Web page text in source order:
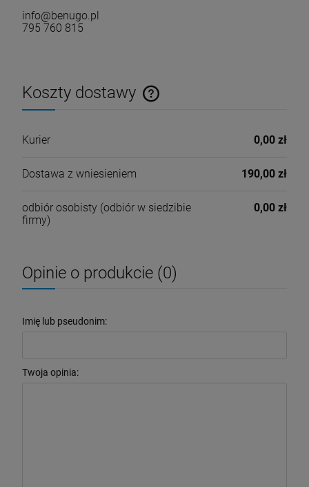
info@benugo.pl
795 760 815
Koszty dostawy
Cena nie zawiera ewentualnych kosztów płatności
Kurier 0,00 zł
Dostawa z wniesieniem 190,00 zł
odbiór osobisty (odbiór w siedzibie
firmy)
0,00 zł
Opinie o produkcie (0)
Imię lub pseudonim:
Twoja opinia: